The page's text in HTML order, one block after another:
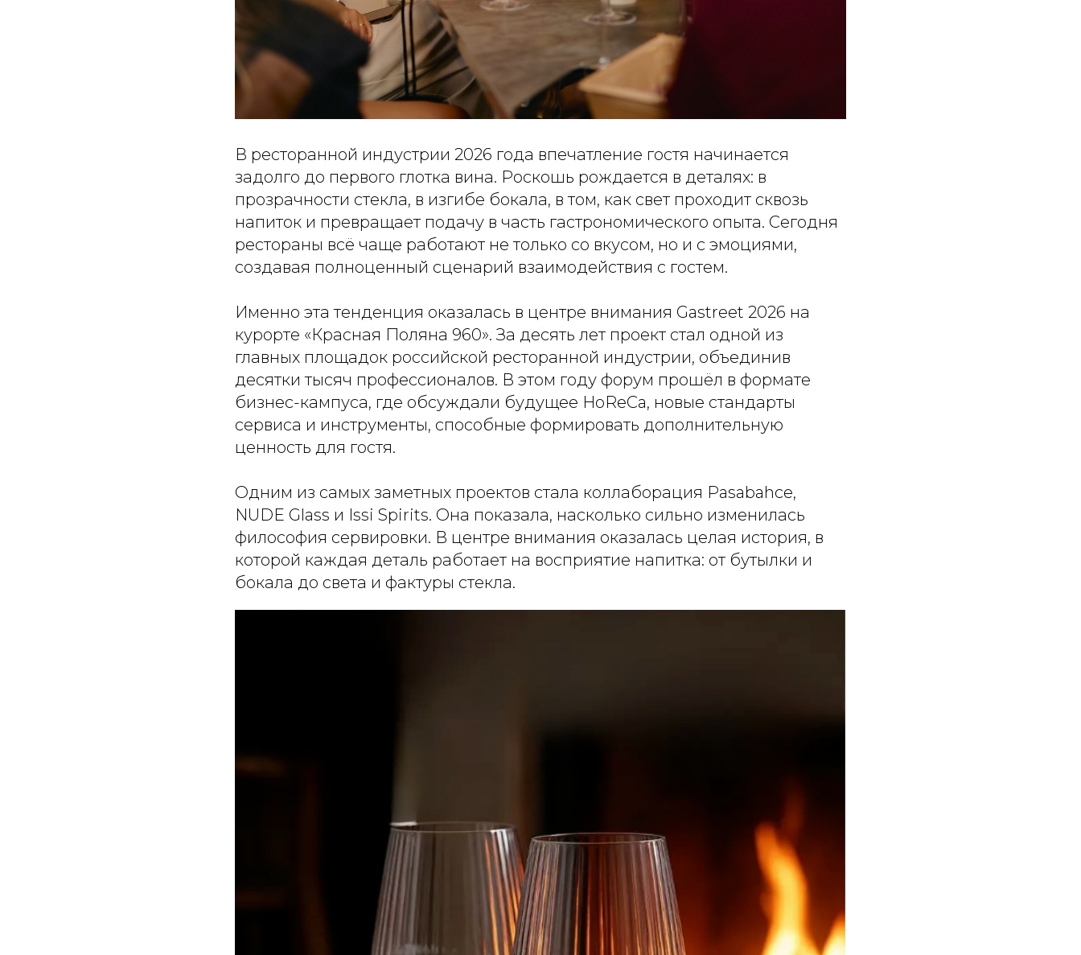
В ресторанной индустрии 2026 года впечатление гостя начинается
задолго до первого глотка вина. Роскошь рождается в деталях: в
прозрачности стекла, в изгибе бокала, в том, как свет проходит сквозь
напиток и превращает подачу в часть гастрономического опыта. Сегодня
рестораны всё чаще работают не только со вкусом, но и с эмоциями,
создавая полноценный сценарий взаимодействия с гостем.
Именно эта тенденция оказалась в центре внимания Gastreet 2026 на
курорте «Красная Поляна 960». За десять лет проект стал одной из
главных площадок российской ресторанной индустрии, объединив
десятки тысяч профессионалов. В этом году форум прошёл в формате
бизнес-кампуса, где обсуждали будущее HoReCa, новые стандарты
сервиса и инструменты, способные формировать дополнительную
ценность для гостя.
Одним из самых заметных проектов стала коллаборация Pasabahce,
NUDE Glass и Issi Spirits. Она показала, насколько сильно изменилась
философия сервировки. В центре внимания оказалась целая история, в
которой каждая деталь работает на восприятие напитка: от бутылки и
бокала до света и фактуры стекла.